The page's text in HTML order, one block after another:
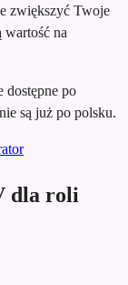
zwiększyć Twoje
wartość na
dostępne po
są już po polsku.
dla roli